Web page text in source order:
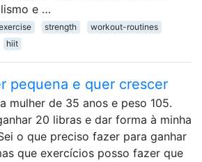
e …
strength
workout-routines
hiit
pequena e quer crescer
mulher de 35 anos e peso 105.
20 libras e dar forma à minha
o que preciso fazer para ganhar
que exercícios posso fazer que